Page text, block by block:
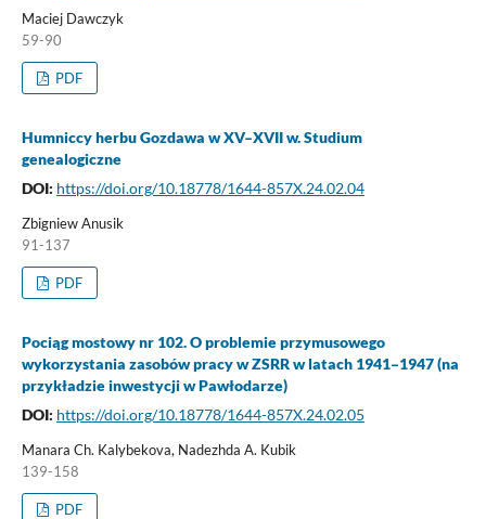
Maciej Dawczyk
59-90
PDF
Humniccy herbu Gozdawa w XV–XVII w. Studium
genealogiczne
DOI: https://doi.org/10.18778/1644-857X.24.02.04
Zbigniew Anusik
91-137
PDF
Pociąg mostowy nr 102. O problemie przymusowego
wykorzystania zasobów pracy w ZSRR w latach 1941–1947 (na
przykładzie inwestycji w Pawłodarze)
DOI: https://doi.org/10.18778/1644-857X.24.02.05
Manara Ch. Kalybekova, Nadezhda A. Kubik
139-158
PDF